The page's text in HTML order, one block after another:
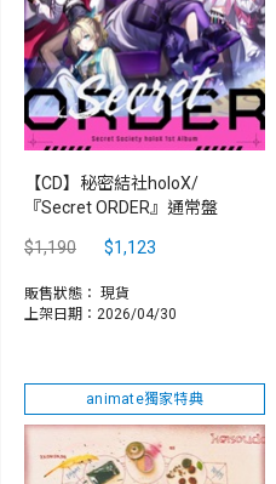
【CD】秘密結社holoX/
『Secret ORDER』通常盤
$1,190 $1,123
販售狀態： 現貨
上架日期：2026/04/30
animate獨家特典